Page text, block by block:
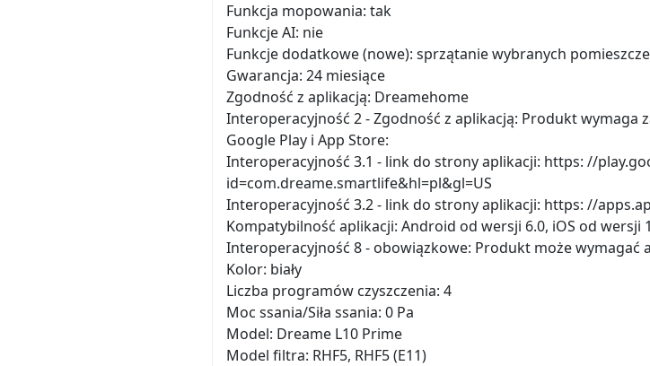
Funkcja mopowania: tak
Funkcje AI: nie
Funkcje dodatkowe (nowe): sprzątanie wybranych
Gwarancja: 24 miesiące
Zgodność z aplikacją: Dreamehome
Interoperacyjność 2 - Zgodność z aplikacją: Produkt wymaga
Google Play i App Store:
Interoperacyjność 3.1 - link do strony aplikacji: https: //
id=com.dreame.smartlife&hl=pl&gl=US
Interoperacyjność 3.2 - link do strony aplikacji: https: //
Kompatybilność aplikacji: Android od wersji 6.0, iOS od wersji
Interoperacyjność 8 - obowiązkowe: Produkt może wymagać
Kolor: biały
Liczba programów czyszczenia: 4
Moc ssania/Siła ssania: 0 Pa
Model: Dreame L10 Prime
Model filtra: RHF5, RHF5 (E11)